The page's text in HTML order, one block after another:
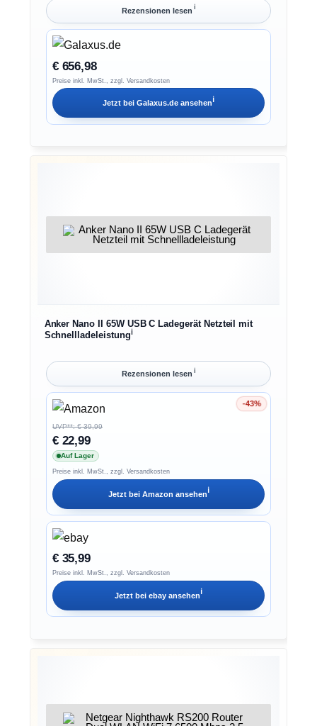
Rezensionen lesen ℹ︎
€ 656,98
Preise inkl. MwSt., zzgl. Versandkosten
Jetzt bei Galaxus.de ansehenℹ︎
Anker Nano II 65W USB C Ladegerät Netzteil mit
Schnellladeleistungℹ︎
Rezensionen lesen ℹ︎
-43%
Ersparnis 43%
UVP**: € 39,99
€ 22,99
Auf Lager
Preise inkl. MwSt., zzgl. Versandkosten
Jetzt bei Amazon ansehenℹ︎
€ 35,99
Preise inkl. MwSt., zzgl. Versandkosten
Jetzt bei ebay ansehenℹ︎